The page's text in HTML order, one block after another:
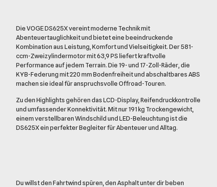
Die VOGE DS625X vereint moderne Technik mit
Abenteuertauglichkeit und bietet eine beeindruckende
Kombination aus Leistung, Komfort und Vielseitigkeit. Der 581-
ccm-Zweizylindermotor mit 63,9 PS liefert kraftvolle
Performance auf jedem Terrain. Die 19- und 17-Zoll-Räder, die
KYB-Federung mit 220 mm Bodenfreiheit und abschaltbares ABS
machen sie ideal für anspruchsvolle Offroad-Touren.
Zu den Highlights gehören das LCD-Display, Reifendruckkontrolle
und umfassender Konnektivität. Mit nur 191 kg Trockengewicht,
einem verstellbaren Windschild und LED-Beleuchtung ist die
DS625X ein perfekter Begleiter für Abenteuer und Alltag.
Du willst den Fahrtwind spüren, den Asphalt unter dir beben